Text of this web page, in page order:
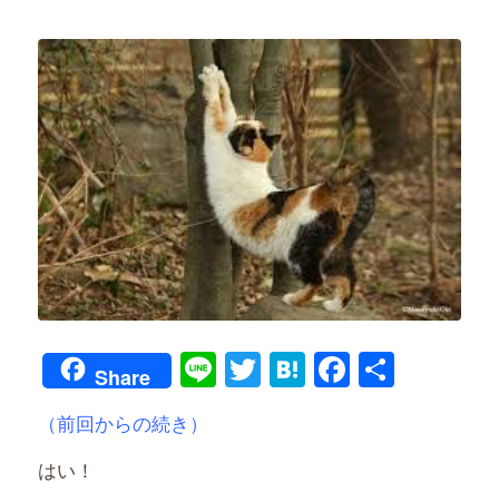
Share LineTwitter
Hatena共
（前回からの続き）
はい！